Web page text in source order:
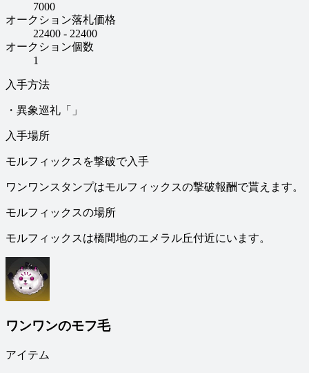
7000
オークション落札価格
22400 - 22400
オークション個数
1
入手方法
・異象巡礼「」
入手場所
モルフィックスを撃破で入手
ワンワンスタンプはモルフィックスの撃破報酬で貰えます。
モルフィックスの場所
モルフィックスは橋間地のエメラル丘付近にいます。
ワンワンのモフ毛
アイテム